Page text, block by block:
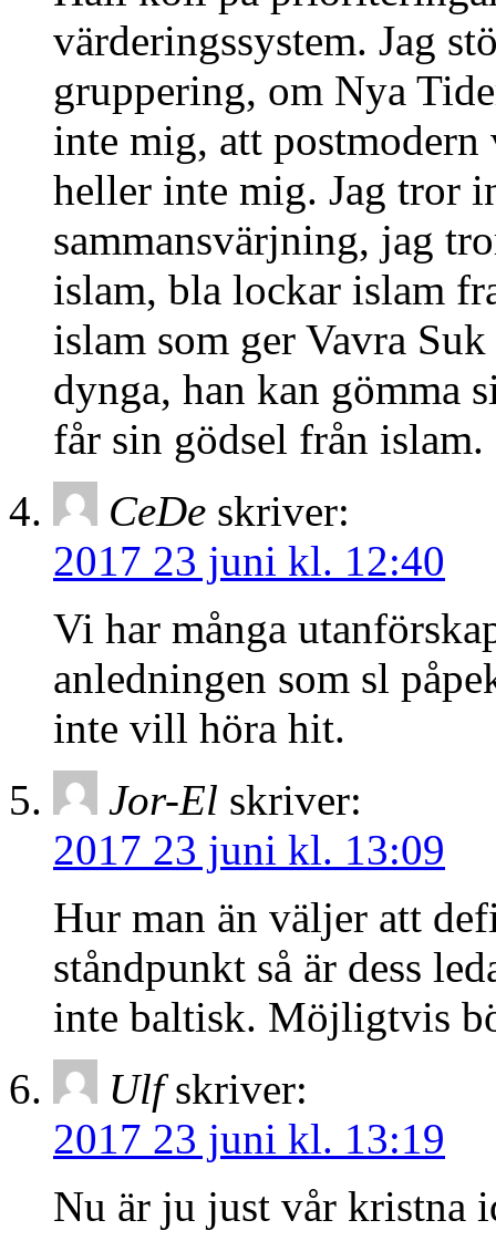
värderingssystem. Jag
gruppering, om Nya
inte mig, att postmodern
heller inte mig. Jag tror
sammansvärjning, jag
islam, bla lockar islam
islam som ger Vavra
dynga, han kan gömma
får sin gödsel från islam.
CeDe skriver:
2017 23 juni kl. 12:40
Vi har många
anledningen som sl
inte vill höra hit.
Jor-El skriver:
2017 23 juni kl. 13:09
Hur man än väljer att
ståndpunkt så är dess
inte baltisk. Möjligtvis
Ulf skriver:
2017 23 juni kl. 13:19
Nu är ju just vår kristna